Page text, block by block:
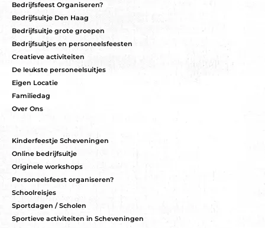
Bedrijfsfeest Organiseren?
Bedrijfsuitje Den Haag
Bedrijfsuitje grote groepen
Bedrijfsuitjes en personeelsfeesten
Creatieve activiteiten
De leukste personeelsuitjes
Eigen Locatie
Familiedag
Over Ons
Kinderfeestje Scheveningen
Online bedrijfsuitje
Originele workshops
Personeelsfeest organiseren?
Schoolreisjes
Sportdagen / Scholen
Sportieve activiteiten in Scheveningen